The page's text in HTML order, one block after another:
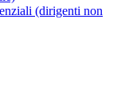
(dirigenti non